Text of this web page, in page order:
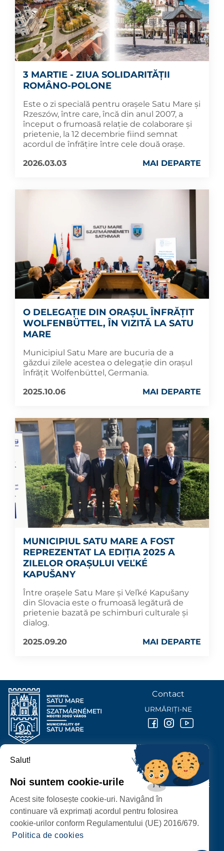
3 MARTIE - ZIUA SOLIDARITĂȚII
ROMÂNO-POLONE
Este o zi specială pentru orașele Satu Mare și
Rzeszów, între care, încă din anul 2007, a
început o frumoasă relație de colaborare și
prietenie, la 12 decembrie fiind semnat
acordul de înfrățire între cele două orașe.
2026.03.03
MAI DEPARTE
O DELEGAȚIE DIN ORAȘUL ÎNFRĂȚIT
WOLFENBÜTTEL, ÎN VIZITĂ LA SATU
MARE
Municipiul Satu Mare are bucuria de a
găzdui zilele acestea o delegație din orașul
înfrățit Wolfenbüttel, Germania.
2025.10.06
MAI DEPARTE
MUNICIPIUL SATU MARE A FOST
REPREZENTAT LA EDIȚIA 2025 A
ZILELOR ORAȘULUI VEĽKÉ
KAPUŠANY
Între orașele Satu Mare și Veľké Kapušany
din Slovacia este o frumoasă legătură de
prietenie bazată pe schimburi culturale și
dialog.
2025.09.20
MAI DEPARTE
PROTECȚIA DATELOR PERSONALE
PRIMĂRIA MUNICIPIULUI
P-ȚA 25 OCTOMBRIE, NR. 1 CORP M, 440026 SATU MARE
Contact
URMĂRIȚI-NE
Salut!
Noi suntem cookie-urile
Acest site folosește cookie-uri. Navigând în
continuare vă exprimați acordul pentru folosirea
cookie-urilor conform Regulamentului (UE) 2016/679.
Politica de cookies